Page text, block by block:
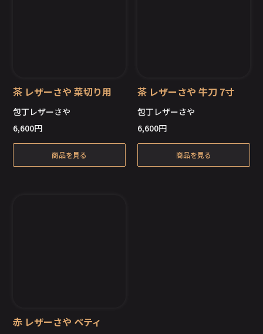
茶 レザーさや 菜切り用
包丁レザーさや
6,600円
商品を見る
茶 レザーさや 牛刀 7寸
包丁レザーさや
6,600円
商品を見る
赤 レザーさや ペティ